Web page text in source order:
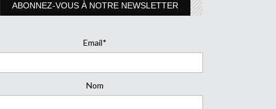
ABONNEZ-VOUS À NOTRE NEWSLETTER
Email*
Nom